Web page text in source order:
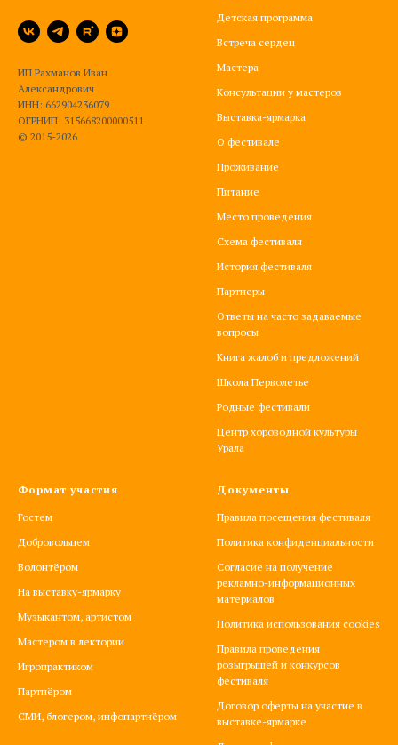
ИП Рахманов Иван
Александрович
ИНН: 662904236079
ОГРНИП: 315668200000511
© 2015-2026
Детская программа
Встреча сердец
Мастера
Консультации у мастеров
Выставка-ярмарка
О фестивале
Проживание
Питание
Место проведения
Схема фестиваля
История фестиваля
Партнеры
Ответы на часто задаваемые
вопросы
Книга жалоб и предложений
Школа Перволетье
Родные фестивали
Центр хороводной культуры
Урала
Формат участия
Гостем
Добровольцем
Волонтёром
На выставку-ярмарку
Музыкантом, артистом
Мастером в лектории
Игропрактиком
Партнёром
СМИ, блогером, инфопартнёром
Документы
Правила посещения фестиваля
Политика конфиденциальности
Согласие на получение
рекламно-информационных
материалов
Политика использования cookies
Правила проведения
розыгрышей и конкурсов
фестиваля
Договор оферты на участие в
выставке-ярмарке